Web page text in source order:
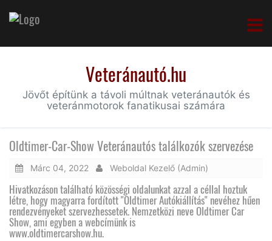
Veteránautó.hu
Jövőt építünk a távoli múltnak veteránautók és
veteránmotorok fanatikusai számára
Oldtimer-Car-Show Veteránautós találkozók szervezése
Márc 04, 2022 Weboldal Kezelő (Admin)
Hivatkozáson található közösségi oldalunkat azzal a céllal hoztuk
létre, hogy magyarra fordított "Oldtimer Autókiállítás" nevéhez hűen
rendezvényeket szervezhessetek. Nemzetközi neve Oldtimer Car
Show, ami egyben a webcímünk is
www.oldtimercarshow.hu.